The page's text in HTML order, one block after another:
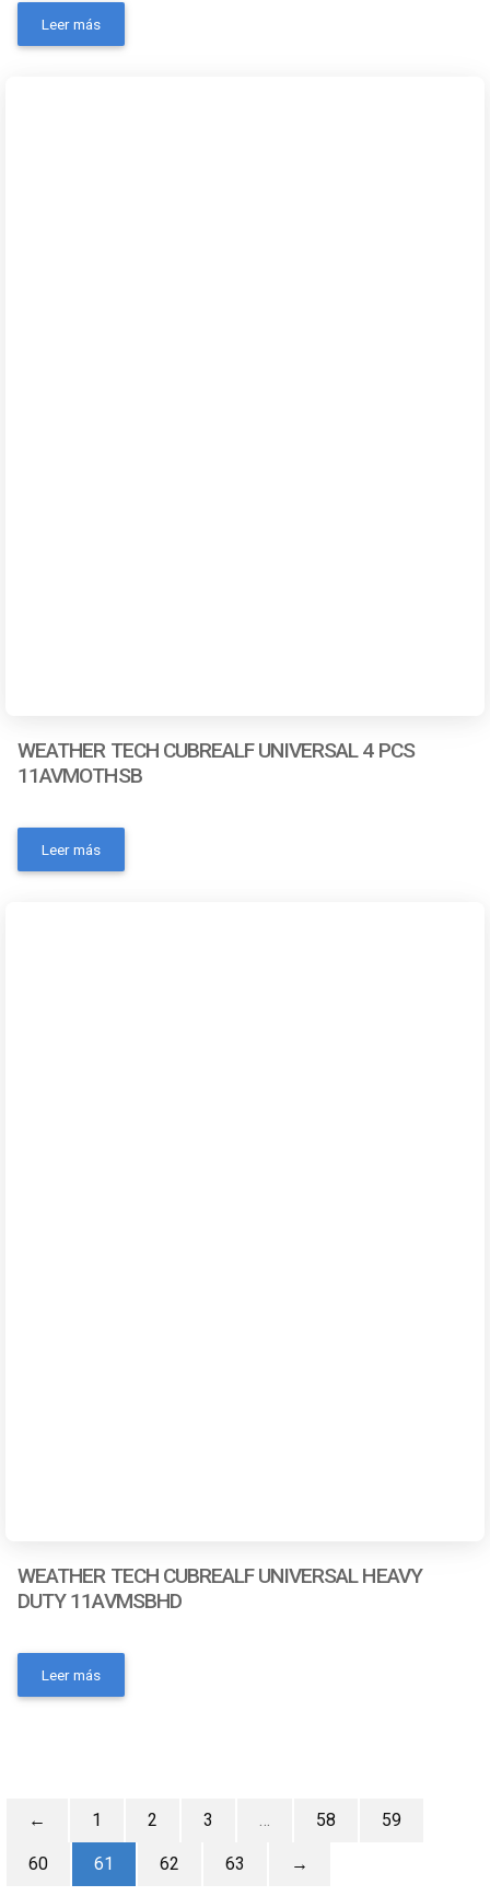
Color: Negro- Código universal de producto:
787765524452- MPN: No- Condición del ítem: Nuevo-
Leer más
WEATHER TECH CUBREALF UNIVERSAL 4 PCS
11AVMOTHSB
Color: Negro- Código universal de producto:
787765941389- MPN: No- Condición del ítem: Nuevo-
Leer más
WEATHER TECH CUBREALF UNIVERSAL HEAVY
DUTY 11AVMSBHD
Color: Negro- Código universal de producto:
787765600132- MPN: No- Condición del ítem: Nuevo-
Leer más
← 1 2 3 … 58 59
60 61 62 63 →